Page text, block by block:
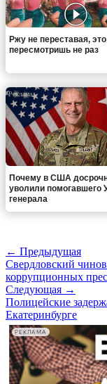
Ржу не переставая,
пересмотришь не раз
Почему в США
уволили помогавшего
генерала
← Предыдущая
Свердловский
коррупционных
Следующая →
Полицейские
Екатеринбурге
РЕКЛАМА